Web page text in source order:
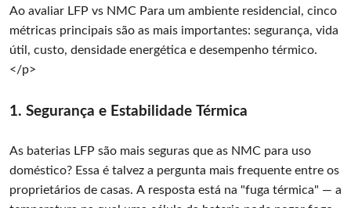
Ao avaliar LFP vs NMC Para um ambiente residencial, cinco
métricas principais são as mais importantes: segurança, vida
útil, custo, densidade energética e desempenho térmico.
</p>
1. Segurança e Estabilidade Térmica
As baterias LFP são mais seguras que as NMC para uso
doméstico? Essa é talvez a pergunta mais frequente entre os
proprietários de casas. A resposta está na "fuga térmica" — a